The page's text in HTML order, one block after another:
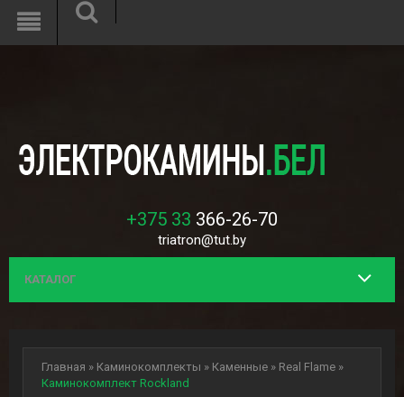
: Function mcrypt_create_iv() is deprecated in
/var/www/h108956/data/www/interflame.by/system/library/
+375 33 366-26-70
triatron@tut.by
КАТАЛОГ
Главная » Каминокомплекты » Каменные » Real Flame »
Каминокомплект Rockland